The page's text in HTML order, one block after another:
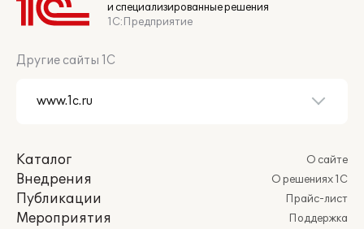
и специализированные решения
1С:Предприятие
Другие сайты 1С
Каталог
Внедрения
Публикации
Мероприятия
О сайте
О решениях 1С
Прайс-лист
Поддержка